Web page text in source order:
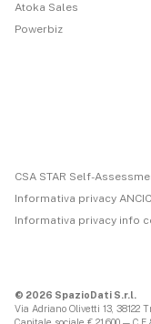
Atoka Sales
Powerbiz
CSA STAR Self-
Informativa privacy ANCIC
Informativa privacy info
© 2026 SpazioDati S.r.l.
Via Adriano Olivetti 13, 38122